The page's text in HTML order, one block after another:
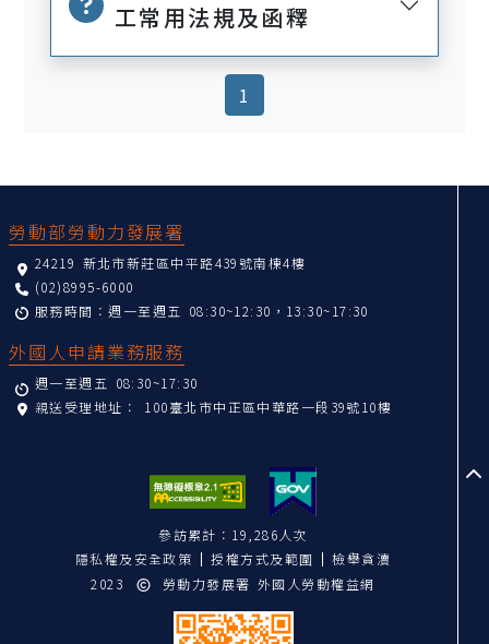
工常用法規及函釋
1
勞動部勞動力發展署
24219 新北市新莊區中平路439號南棟4樓
(02)8995-6000
服務時間：週一至週五 08:30~12:30，13:30~17:30
外國人申請業務服務
週一至週五 08:30~17:30
親送受理地址： 100臺北市中正區中華路一段39號10樓
參訪累計：19,286人次
隱私權及安全政策
授權方式及範圍
檢舉貪瀆
2023
勞動力發展署 外國人勞動權益網
至